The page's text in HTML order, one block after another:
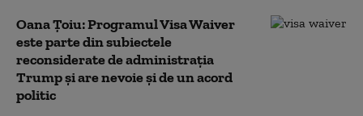
Oana Ţoiu: Programul Visa Waiver
este parte din subiectele
reconsiderate de administraţia
Trump şi are nevoie și de un acord
politic